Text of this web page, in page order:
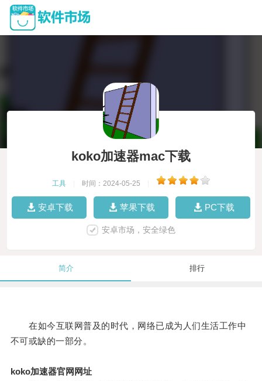
koko加速器mac下载
工具 时间：2024-05-25
安卓下载 苹果下载 PC下载
安卓市场，安全绿色
简介 排行
在如今互联网普及的时代，网络已成为人们生活工作中
不可或缺的一部分。
koko加速器官网网址